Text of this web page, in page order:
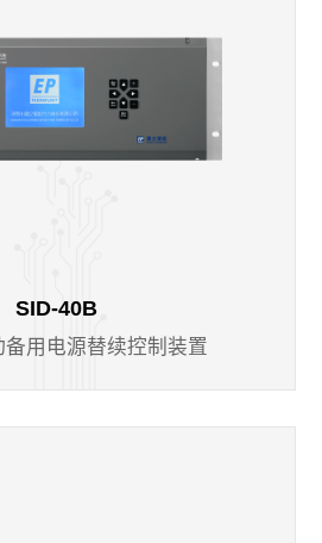
SID-40B
用电源替续控制装置